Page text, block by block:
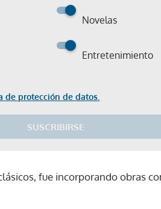
Novelas
Entretenimiento
de protección de datos.
SUSCRIBIRSE
fue incorporando obras